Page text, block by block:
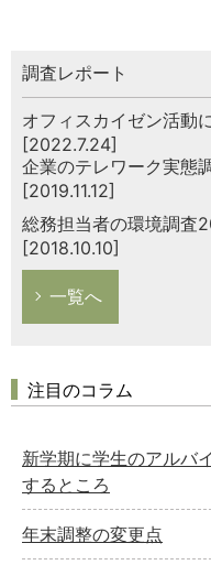
調査レポート
オフィスカイゼン活動
[2022.7.24]
企業のテレワーク実態
[2019.11.12]
総務担当者の環境調査
[2018.10.10]
一覧へ
注目のコラム
新学期に学生のアルバ
するところ
年末調整の変更点